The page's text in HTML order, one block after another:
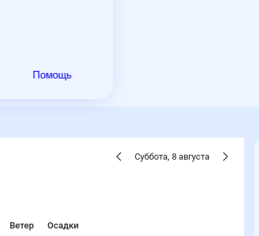
Помощь
Суббота, 8 августа
Ветер Осадки